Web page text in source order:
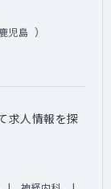
鹿児島 ）
求人情報を探